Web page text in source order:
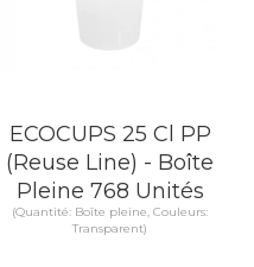
ECOCUPS 25 Cl PP
(Reuse Line) - Boîte
Pleine 768 Unités
(Quantité: Boîte pleine, Couleurs:
Transparent)